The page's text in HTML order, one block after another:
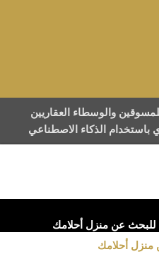
والوسطاء العقاريين
باستخدام الذكاء الاصطناعي
للبحث عن منزل أحلامك
منزل أحلامك